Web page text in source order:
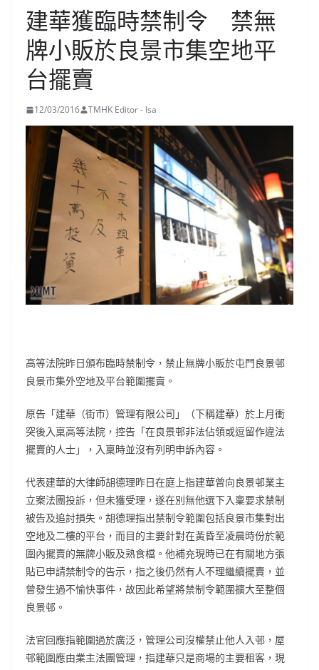
建華獲臨時禁制令 禁無
牌小販於良景市集空地平
台擺賣
12/03/2016 TMHK Editor - Isa
高等法院昨日頒布臨時禁制令，禁止無牌小販於屯門良景邨
良景市集外空地及平台範圍擺賣。
原告「建華（街市）管理有限公司」（下稱建華）於上月衝
突後入稟高等法院，控告「在良景邨非法佔領或逗留作違法
擺賣的人士」，入稟時並沒有列明申訴內容。
代表建華的大律師胡德理昨日在庭上指建華曾向良景邨業主
立案法團投訴，但未獲受理，遂在別無他選下入稟要求禁制
被告及追討損失。胡德理指出禁制令範圍包括良景市集對出
空地及二樓的平台，而目的主要針對在黃昏至凌晨時份於範
圍內擺賣的無牌小販及熟食檔。他補充現時已在有關地方張
貼已申請禁制令的告示，指之後仍然有人不理繼續擺賣，並
曾發生過不愉快事件，故因此希望將禁制令範圍擴大至整個
良景邨。
法官回應指範圍過於廣泛，管理公司沒權禁止他人入邨，屋
邨範圍應由業主法團管理，指建華只是商場的主要租客，現